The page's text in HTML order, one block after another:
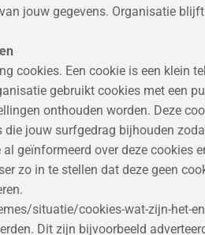
jouw gegevens. Organisatie
cookies. Een cookie is een klein
gebruikt cookies met een
onthouden worden. Deze
jouw surfgedrag bijhouden
geïnformeerd over deze cookies
zo in te stellen dat deze geen
situatie/cookies-wat-zijn-het-
Dit zijn bijvoorbeeld